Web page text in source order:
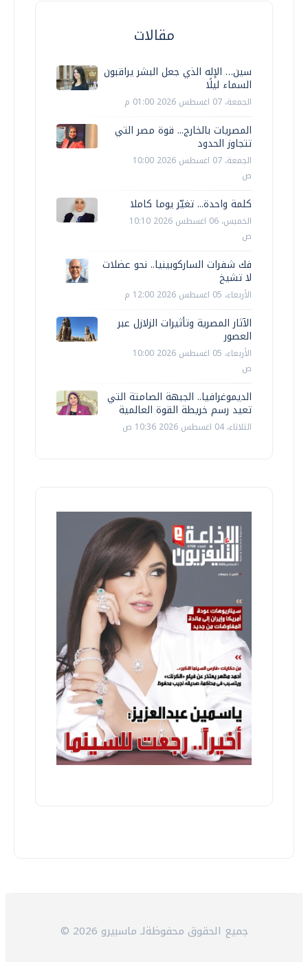
مقالات
سين… الإله الذي جعل البشر يراقبون
السماء ليلًا
الجمعة، 07 اغسطس 2026 01:00 م
المصريات بالخارج... قوة مصر التي
تتجاوز الحدود
الجمعة، 07 اغسطس 2026 10:00
ص
كلمة واحدة... تغيّر يوما كاملا
الخميس، 06 اغسطس 2026 10:10
ص
فك شفرات الساركوبينيا.. نحو عضلات
لا تشيخ
الأربعاء، 05 اغسطس 2026 12:00 م
الآثار المصرية وتأثيرات الزلازل عبر
العصور
الأربعاء، 05 اغسطس 2026 10:00
ص
الديموغرافيا.. الجبهة الصامتة التي
تعيد رسم خريطة القوة العالمية
الثلاثاء، 04 اغسطس 2026 10:36 ص
© 2026 جميع الحقوق محفوظةلـ ماسبيرو